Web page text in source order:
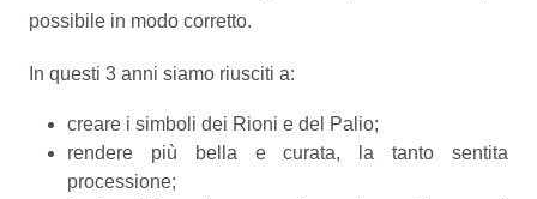
possibile in modo corretto.
In questi 3 anni siamo riusciti a:
creare i simboli dei Rioni e del Palio;
rendere più bella e curata, la tanto sentita
processione;